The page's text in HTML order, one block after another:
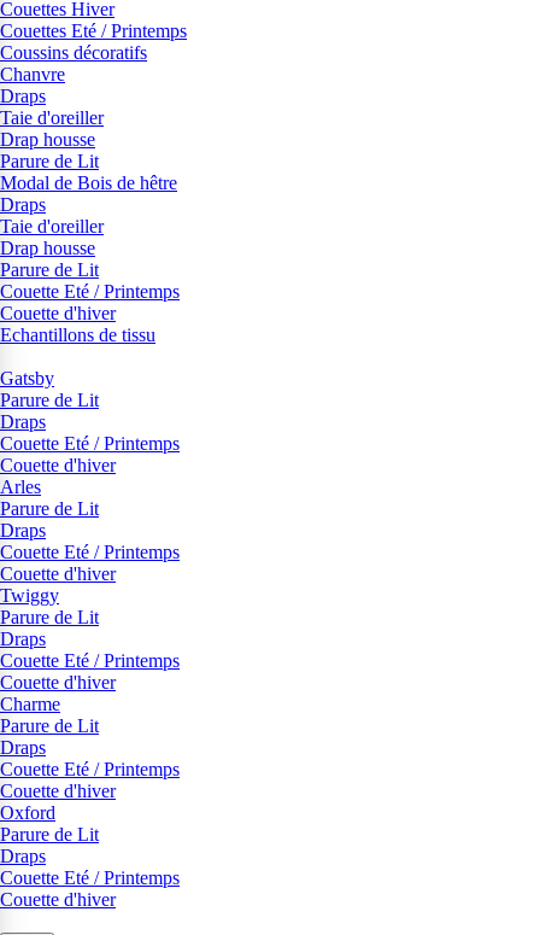
Couettes Hiver
Couettes Eté / Printemps
Coussins décoratifs
Chanvre
Draps
Taie d'oreiller
Drap housse
Parure de Lit
Modal de Bois de hêtre
Draps
Taie d'oreiller
Drap housse
Parure de Lit
Couette Eté / Printemps
Couette d'hiver
Echantillons de tissu
Gatsby
Parure de Lit
Draps
Couette Eté / Printemps
Couette d'hiver
Arles
Parure de Lit
Draps
Couette Eté / Printemps
Couette d'hiver
Twiggy
Parure de Lit
Draps
Couette Eté / Printemps
Couette d'hiver
Charme
Parure de Lit
Draps
Couette Eté / Printemps
Couette d'hiver
Oxford
Parure de Lit
Draps
Couette Eté / Printemps
Couette d'hiver